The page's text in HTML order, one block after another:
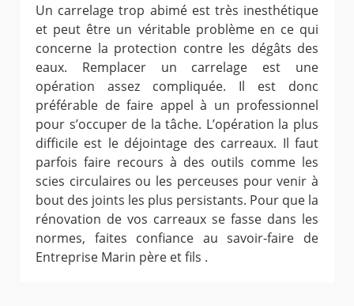
Un carrelage trop abimé est très inesthétique
et peut être un véritable problème en ce qui
concerne la protection contre les dégâts des
eaux. Remplacer un carrelage est une
opération assez compliquée. Il est donc
préférable de faire appel à un professionnel
pour s’occuper de la tâche. L’opération la plus
difficile est le déjointage des carreaux. Il faut
parfois faire recours à des outils comme les
scies circulaires ou les perceuses pour venir à
bout des joints les plus persistants. Pour que la
rénovation de vos carreaux se fasse dans les
normes, faites confiance au savoir-faire de
Entreprise Marin père et fils .